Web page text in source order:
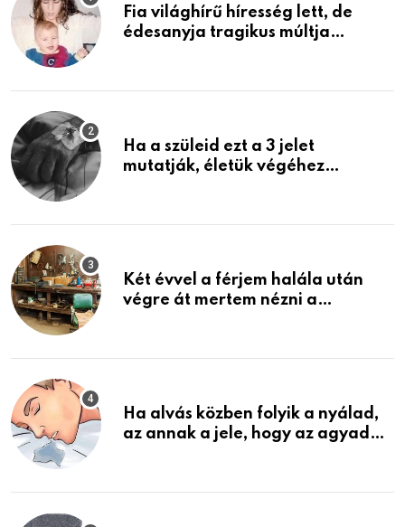
Fia világhírű híresség lett, de
édesanyja tragikus múltja
Ha a szüleid ezt a 3 jelet
mutatják, életük végéhez
Két évvel a férjem halála után
végre át mertem nézni a
életemet
Ha alvás közben folyik a nyálad,
az annak a jele, hogy az agyad…